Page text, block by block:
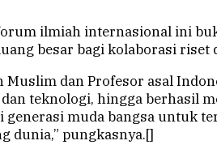
ilmiah internasional ini
besar bagi kolaborasi riset
dan Profesor asal
teknologi, hingga berhasil
muda bangsa untuk
dunia,” pungkasnya.[]